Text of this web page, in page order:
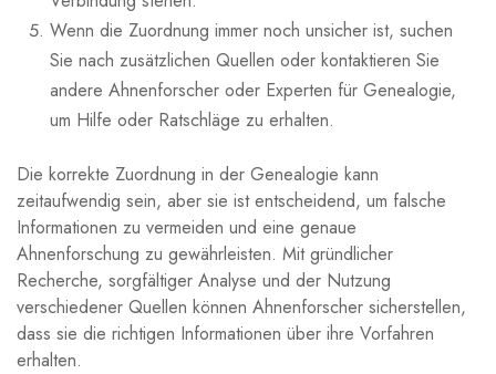
Wenn die Zuordnung immer noch unsicher ist, suchen
Sie nach zusätzlichen Quellen oder kontaktieren Sie
andere Ahnenforscher oder Experten für Genealogie,
um Hilfe oder Ratschläge zu erhalten.
Die korrekte Zuordnung in der Genealogie kann
zeitaufwendig sein, aber sie ist entscheidend, um falsche
Informationen zu vermeiden und eine genaue
Ahnenforschung zu gewährleisten. Mit gründlicher
Recherche, sorgfältiger Analyse und der Nutzung
verschiedener Quellen können Ahnenforscher sicherstellen,
dass sie die richtigen Informationen über ihre Vorfahren
erhalten.